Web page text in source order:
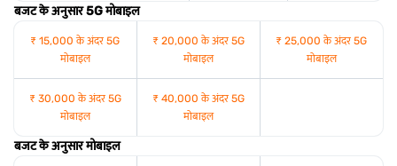
बजट के अनुसार 5G मोबाइल
₹ 15,000 के अंदर 5G
मोबाइल
₹ 20,000 के अंदर 5G
मोबाइल
₹ 25,000 के अंदर 5G
मोबाइल
₹ 30,000 के अंदर 5G
मोबाइल
₹ 40,000 के अंदर 5G
मोबाइल
बजट के अनुसार मोबाइल